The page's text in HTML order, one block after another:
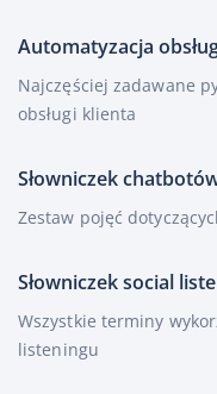
Automatyzacja
Najczęściej zadawane
obsługi klienta
Słowniczek
Zestaw pojęć
Słowniczek social
Wszystkie terminy
listeningu